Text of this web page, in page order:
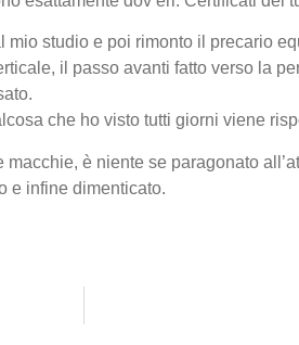
studio e poi rimonto il precario
il passo avanti fatto verso la
che ho visto tutti giorni viene
è niente se paragonato
e infine dimenticato.